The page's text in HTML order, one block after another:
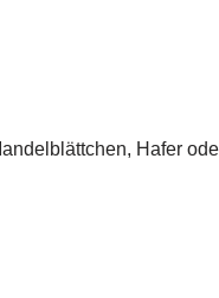
Hafer